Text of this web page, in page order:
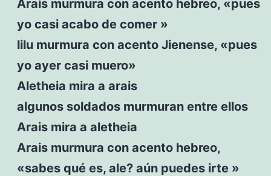
Arais murmura con acento hebreo, «pues
yo casi acabo de comer »
lilu murmura con acento Jienense, «pues
yo ayer casi muero»
Aletheia mira a arais
algunos soldados murmuran entre ellos
Arais mira a aletheia
Arais murmura con acento hebreo,
«sabes qué es, ale? aún puedes irte »